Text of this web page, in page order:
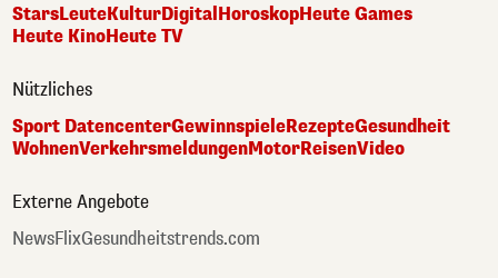
StarsLeuteKulturDigitalHoroskopHeute Games
Heute KinoHeute TV
Nützliches
Sport DatencenterGewinnspieleRezepteGesundheit
WohnenVerkehrsmeldungenMotorReisenVideo
Externe Angebote
NewsFlixGesundheitstrends.com